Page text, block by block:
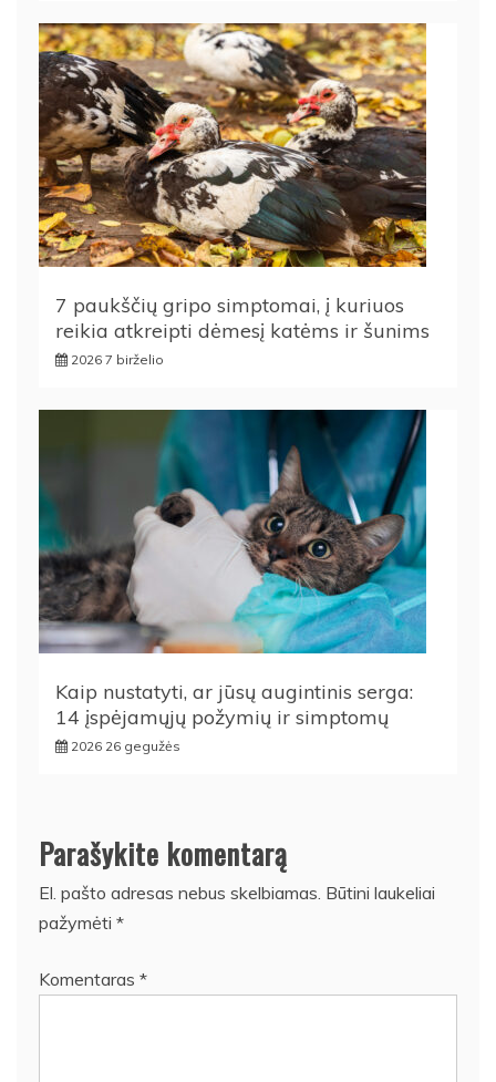
7 paukščių gripo simptomai, į kuriuos
reikia atkreipti dėmesį katėms ir šunims
2026 7 birželio
Kaip nustatyti, ar jūsų augintinis serga:
14 įspėjamųjų požymių ir simptomų
2026 26 gegužės
Parašykite komentarą
El. pašto adresas nebus skelbiamas. Būtini laukeliai
pažymėti *
Komentaras *